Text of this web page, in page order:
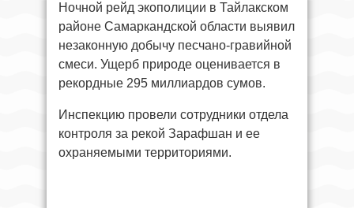
Ночной рейд экополиции в Тайлакском
районе Самаркандской области выявил
незаконную добычу песчано-гравийной
смеси. Ущерб природе оценивается в
рекордные 295 миллиардов сумов.
Инспекцию провели сотрудники отдела
контроля за рекой Зарафшан и ее
охраняемыми территориями.